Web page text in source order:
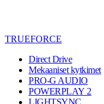
TRUEFORCE
Direct Drive
Mekaaniset kytkimet
PRO-G AUDIO
POWERPLAY 2
LIGHTSYNC